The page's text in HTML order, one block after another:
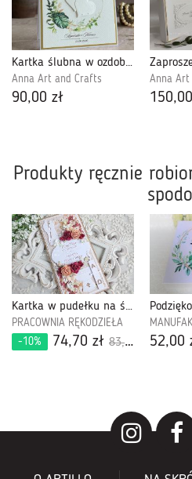
Kartka ślubna w ozdobnej kopercie W 45
Anna Art and Crafts
90,00 zł
Anna Art
Produkty ręcznie
Kartka w pudełku na ślub i chrzest 31
PRACOWNIA RĘKODZIEŁA
-10%
74,70 zł 83,00 zł 52,00